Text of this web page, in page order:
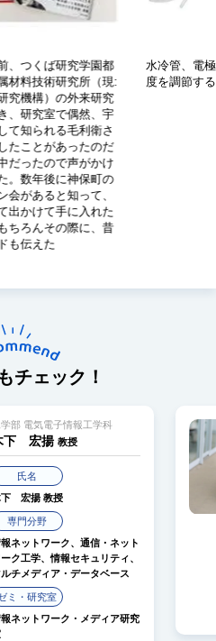
、つくば研究学園都
材料技術研究所（現:
究機構）の外来研究
、研究室で偶然、宇
て知られる毛利衛さ
たことがあったのだ
だったので声がかけ
。数年後に神保町の
会があると知って、
出かけて手に入れた
ちろんその際に、昔
も伝えた
水冷管、電
度を調節す
チェック！
部 電気電子情報工学科
下 宏揚教授
氏名
下 宏揚教授
専門分野
ネットワーク、通信・ネット
ク工学、情報セキュリティ、
チメディア・データベース
ミ・研究室
ネットワーク・メディア研究